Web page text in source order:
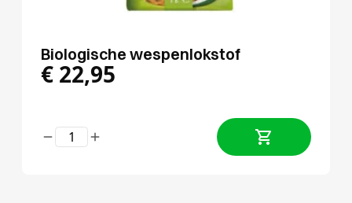
Biologische wespenlokstof
€ 22,95